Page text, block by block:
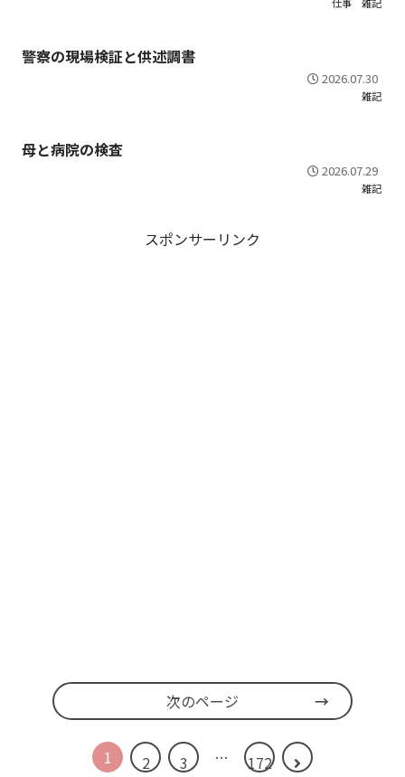
仕事 雑記
警察の現場検証と供述調書
2026.07.30
雑記
母と病院の検査
2026.07.29
雑記
スポンサーリンク
次のページ
1 2 3 … 172